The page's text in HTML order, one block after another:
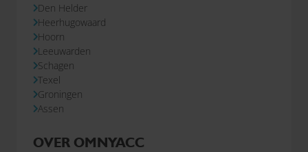
Den Helder
Heerhugowaard
Hoorn
Leeuwarden
Schagen
Texel
Groningen
Assen
OVER OMNYACC